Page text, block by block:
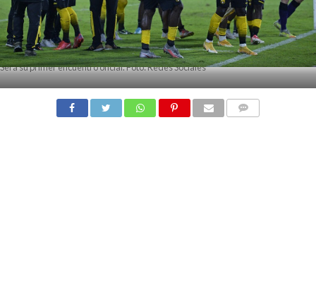
Será su primer encuentro oficial. Foto: Redes Sociales